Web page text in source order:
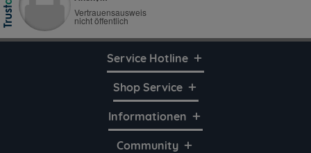
Service Hotline
Shop Service
Informationen
Community